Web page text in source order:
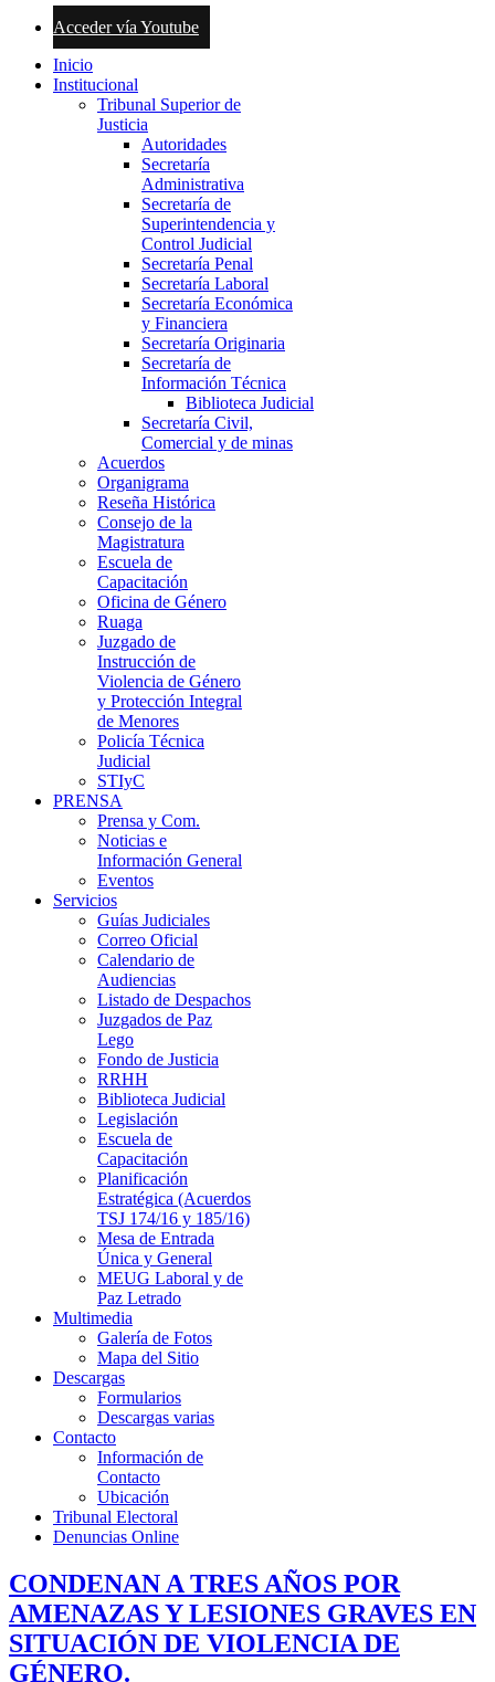
Acceder vía Youtube
Inicio
Institucional
Tribunal Superior de
Justicia
Autoridades
Secretaría
Administrativa
Secretaría de
Superintendencia y
Control Judicial
Secretaría Penal
Secretaría Laboral
Secretaría Económica
y Financiera
Secretaría Originaria
Secretaría de
Información Técnica
Biblioteca Judicial
Secretaría Civil,
Comercial y de minas
Acuerdos
Organigrama
Reseña Histórica
Consejo de la
Magistratura
Escuela de
Capacitación
Oficina de Género
Ruaga
Juzgado de
Instrucción de
Violencia de Género
y Protección Integral
de Menores
Policía Técnica
Judicial
STIyC
PRENSA
Prensa y Com.
Noticias e
Información General
Eventos
Servicios
Guías Judiciales
Correo Oficial
Calendario de
Audiencias
Listado de Despachos
Juzgados de Paz
Lego
Fondo de Justicia
RRHH
Biblioteca Judicial
Legislación
Escuela de
Capacitación
Planificación
Estratégica (Acuerdos
TSJ 174/16 y 185/16)
Mesa de Entrada
Única y General
MEUG Laboral y de
Paz Letrado
Multimedia
Galería de Fotos
Mapa del Sitio
Descargas
Formularios
Descargas varias
Contacto
Información de
Contacto
Ubicación
Tribunal Electoral
Denuncias Online
CONDENAN A TRES AÑOS POR
AMENAZAS Y LESIONES GRAVES EN
SITUACIÓN DE VIOLENCIA DE
GÉNERO.